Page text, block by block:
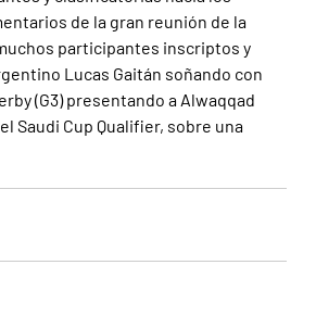
de la gran reunión de la
participantes inscriptos y
Lucas Gaitán soñando con
(G3) presentando a Alwaqqad
Saudi Cup Qualifier, sobre una